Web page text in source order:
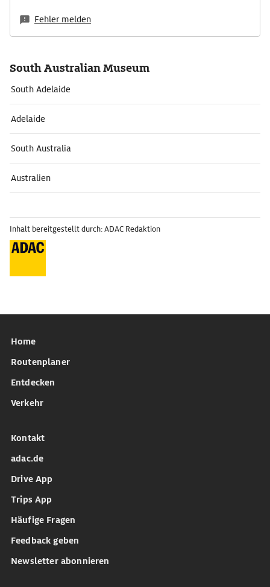
Fehler melden
South Australian Museum
South Adelaide
Adelaide
South Australia
Australien
Inhalt bereitgestellt durch: ADAC Redaktion
Home
Routenplaner
Entdecken
Verkehr
Kontakt
adac.de
Drive App
Trips App
Häufige Fragen
Feedback geben
Newsletter abonnieren